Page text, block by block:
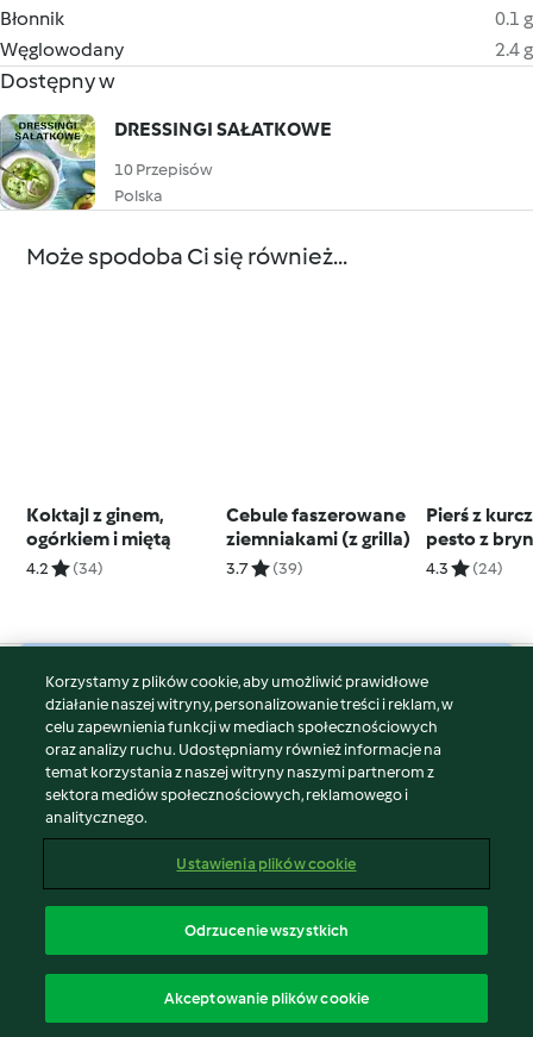
Błonnik
0.1 g
Węglowodany
2.4 g
Dostępny w
DRESSINGI SAŁATKOWE
10 Przepisów
Polska
Może spodoba Ci się również...
Koktajl z ginem,
ogórkiem i miętą
4.2 (34)
Cebule faszerowane
ziemniakami (z grilla)
3.7 (39)
Pierś z
pesto z
4.3 (24)
© Copyright 2026
Warunki korzystania
Polityka prywatności
Disclaimer
Znak wydawcy
Zgłoś treść
Oświadczenie o dostępności
Korzystamy z plików cookie, aby umożliwić prawidłowe
działanie naszej witryny, personalizowanie treści i reklam, w
celu zapewnienia funkcji w mediach społecznościowych
oraz analizy ruchu. Udostępniamy również informacje na
temat korzystania z naszej witryny naszymi partnerom z
sektora mediów społecznościowych, reklamowego i
analitycznego.
Ustawienia plików cookie
Odrzucenie wszystkich
Akceptowanie plików cookie